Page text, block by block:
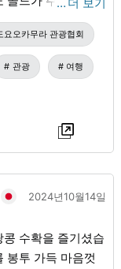
공하고 있습니다.
소, 달리기 쉬운
요오카무라 관광협회
관광 여행
2024년10월14일
콩 수확을 즐기셨습